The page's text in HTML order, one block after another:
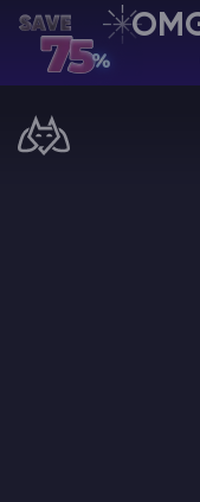
FR | USD
Manage your